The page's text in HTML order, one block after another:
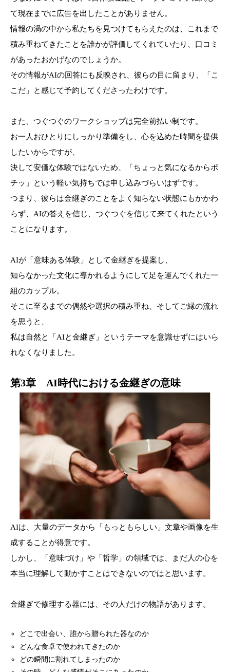
て現在までに広告を出したことがありません。
情報の渦の中から私たちを見つけてもらえたのは、これまで
積み重ねてきたことを誰かが評価してくれていたり、口コミ
があったおかげなのでしょうか。
その情報がAIの回答にも反映され、彼らの目に留まり、「こ
こだ」と感じて予約してくださったわけです。
また、つぐつぐのワークショップは完全前払い制です。
お一人おひとりにしっかり準備をし、心を込めた時間を提供
したいからですが、
決して安価な体験ではないため、「ちょっと気になるからポ
チッ」という軽い気持ちでは申し込みづらいはずです。
つまり、彼らは金継ぎのことをよく知らない状態にもかかわ
らず、AIの答えを信じ、つぐつぐを信じて来てくれたという
ことになります。
AIが「意味ある体験」として金継ぎを提案し、
知らなかった文化に導かれるようにして足を運んでくれた一
組のカップル。
そこに至るまでの偶然や選択の積み重ね、そしてご縁の流れ
を思うと、
私は自然と「AIと金継ぎ」というテーマを意識せずにはいら
れなくなりました。
第3章 AI時代における金継ぎの意味
AIは、大量のデータから「もっともらしい」文章や画像を生
成することが得意です。
しかし、「意味づけ」や「哲学」の領域では、まだ人の心を
本当に理解して動かすことはできないのではと思います。
金継ぎで修理する器には、その人だけの物語があります。
どこで出会い、誰から贈られた器なのか
どんな食卓で使われてきたのか
どの瞬間に割れてしまったのか